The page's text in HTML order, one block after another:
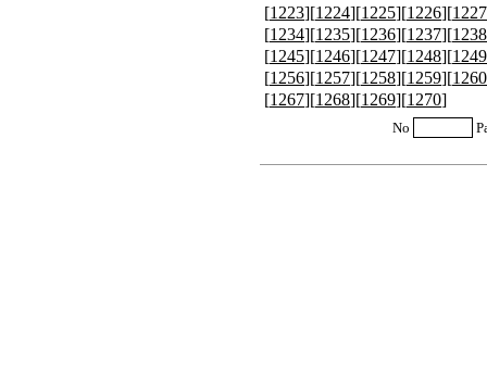
[1223][1224][1225][1226][1227
[1234][1235][1236][1237][1238
[1245][1246][1247][1248][1249
[1256][1257][1258][1259][1260
[1267][1268][1269][1270]
No